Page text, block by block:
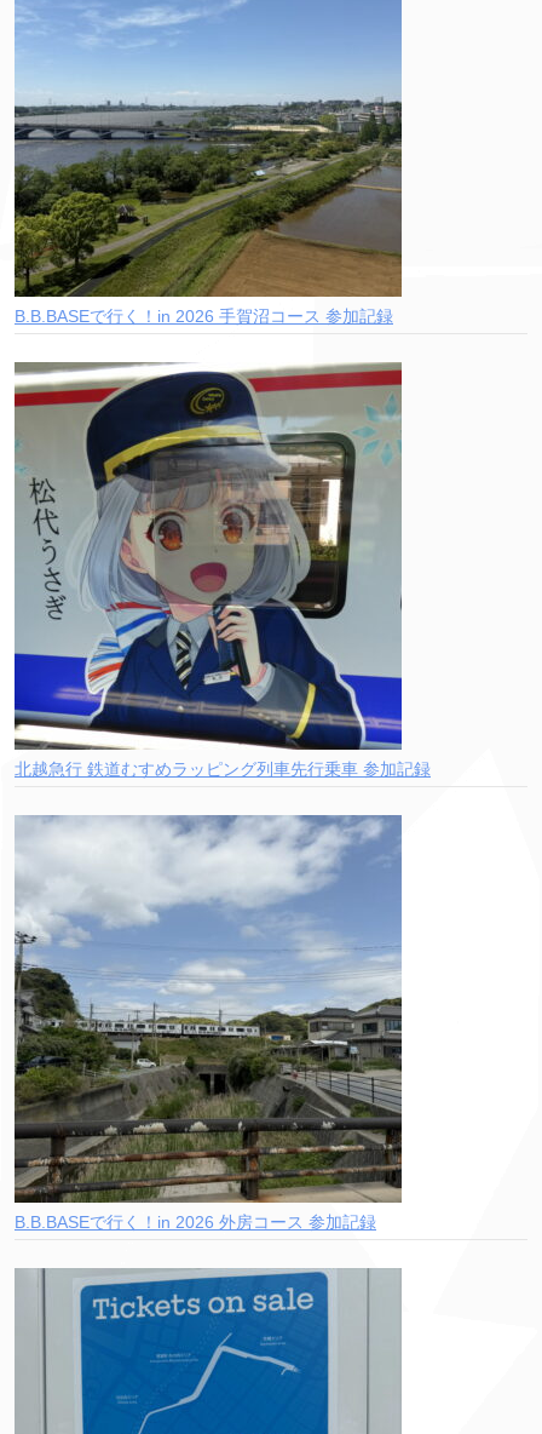
B.B.BASEで行く！in 2026 手賀沼コース 参加記録
北越急行 鉄道むすめラッピング列車先行乗車 参加記録
B.B.BASEで行く！in 2026 外房コース 参加記録